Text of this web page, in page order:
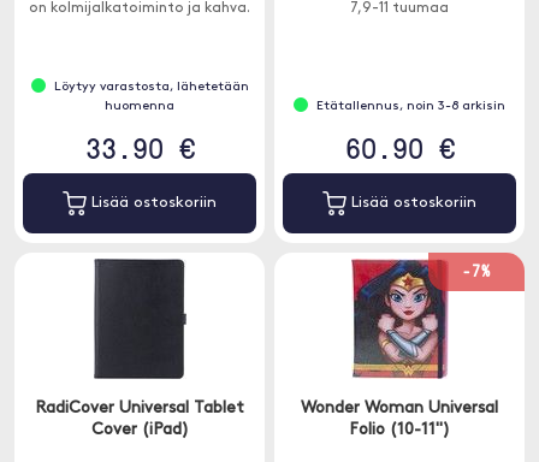
on kolmijalkatoiminto ja kahva.
Löytyy varastosta, lähetetään
huomenna
33.90 €
Lisää ostoskoriin
7,9-11 tuumaa
Etätallennus, noin 3-8 arkisin
60.90 €
Lisää ostoskoriin
RadiCover Universal Tablet
Cover (iPad)
-7%
Wonder Woman Universal
Folio (10-11")